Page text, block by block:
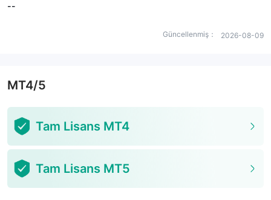
--
Güncellenmiş： 2026-08-09
MT4/5
Tam Lisans MT4
Tam Lisans MT5